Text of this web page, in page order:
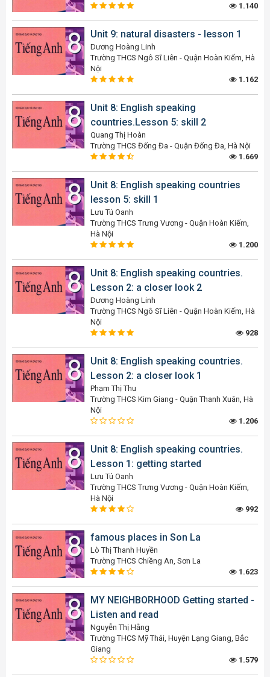
1.140
Unit 9: natural disasters - lesson 1
Dương Hoàng Linh
Trường THCS Ngô Sĩ Liên - Quận Hoàn Kiếm, Hà
Nội
1.162
Unit 8: English speaking
countries.Lesson 5: skill 2
Quang Thị Hoàn
Trường THCS Đống Đa - Quận Đống Đa, Hà Nội
1.669
Unit 8: English speaking countries
lesson 5: skill 1
Lưu Tú Oanh
Trường THCS Trưng Vương - Quận Hoàn Kiếm,
Hà Nội
1.200
Unit 8: English speaking countries.
Lesson 2: a closer look 2
Dương Hoàng Linh
Trường THCS Ngô Sĩ Liên - Quận Hoàn Kiếm, Hà
Nội
928
Unit 8: English speaking countries.
Lesson 2: a closer look 1
Phạm Thị Thu
Trường THCS Kim Giang - Quận Thanh Xuân, Hà
Nội
1.206
Unit 8: English speaking countries.
Lesson 1: getting started
Lưu Tú Oanh
Trường THCS Trưng Vương - Quận Hoàn Kiếm,
Hà Nội
992
famous places in Son La
Lò Thị Thanh Huyền
Trường THCS Chiềng An, Sơn La
1.623
MY NEIGHBORHOOD Getting started -
Listen and read
Nguyễn Thị Hằng
Trường THCS Mỹ Thái, Huyện Lạng Giang, Bắc
Giang
1.579